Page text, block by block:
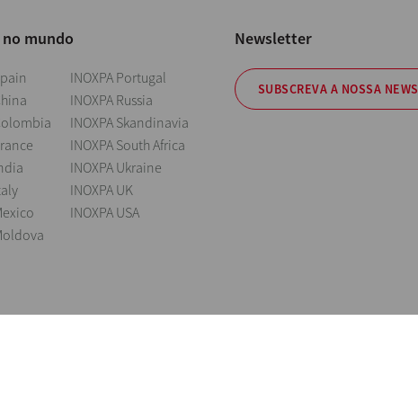
no mundo
INOXPA Portugal
INOXPA Russia
INOXPA Skandinavia
INOXPA South Africa
INOXPA Ukraine
INOXPA UK
INOXPA USA
Newsletter
SUBSCREVA A NOSSA